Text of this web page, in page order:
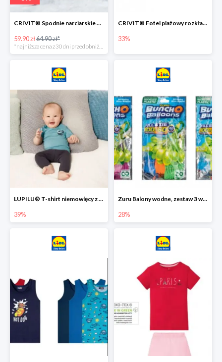
CRIVIT® Spodnie narciarskie dziewczęce
59.90 zł64.90 zł*
*najniższa cena z 30 dni przed obniżką
CRIVIT® Fotel plażowy rozkładany / Brodzik dziecięcy
33%
LUPILU® T-shirt niemowlęcy z biobawełny -39%
39%
Zuru Balony wodne, zestaw 3 wiązek -28%
28%